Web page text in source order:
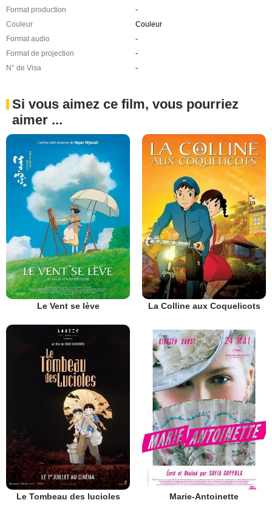
Format production
-
Couleur
Couleur
Format audio
-
Format de projection
-
N° de Visa
-
Si vous aimez ce film, vous pourriez
aimer ...
Le Vent se lève La Colline aux Coquelicots
Le Tombeau des lucioles Marie-Antoinette